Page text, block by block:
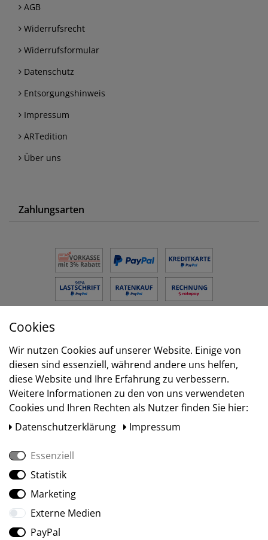
AGB
Widerrufsrecht
Widerrufsformular
Datenschutz
Entsorgungshinweis
Impressum
ARTedition
Über uns
Zahlungsarten
Versand
Social Media
Cookies
Wir nutzen Cookies auf unserer Website. Einige von
diesen sind essenziell, während andere uns helfen,
diese Website und Ihre Erfahrung zu verbessern.
Weitere Informationen zu den von uns verwendeten
Cookies und Ihren Rechten als Nutzer finden Sie hier:
Daten­schutz­erklärung
Impressum
Essenziell
Statistik
Marketing
Externe Medien
PayPal